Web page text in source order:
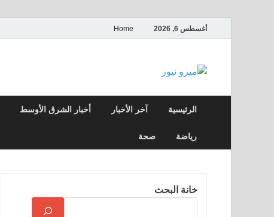
أغسطس 6, 2026 Home
ميزو نيوز
الرئيسية آخر الأخبار أخبار الشرق الأوسط
رياضة صحة
خانة البحث